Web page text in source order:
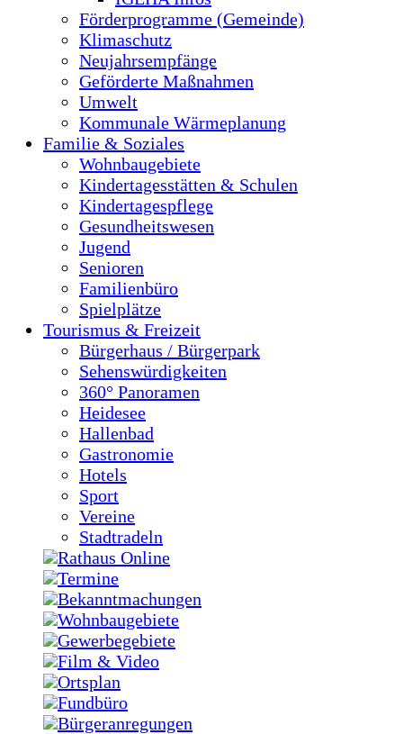
Förderprogramme (Gemeinde)
Klimaschutz
Neujahrsempfänge
Geförderte Maßnahmen
Umwelt
Kommunale Wärmeplanung
Familie & Soziales
Wohnbaugebiete
Kindertagesstätten & Schulen
Kindertagespflege
Gesundheitswesen
Jugend
Senioren
Familienbüro
Spielplätze
Tourismus & Freizeit
Bürgerhaus / Bürgerpark
Sehenswürdigkeiten
360° Panoramen
Heidesee
Hallenbad
Gastronomie
Hotels
Sport
Vereine
Stadtradeln
Rathaus Online
Termine
Bekanntmachungen
Wohnbaugebiete
Gewerbegebiete
Film & Video
Ortsplan
Fundbüro
Bürgeranregungen